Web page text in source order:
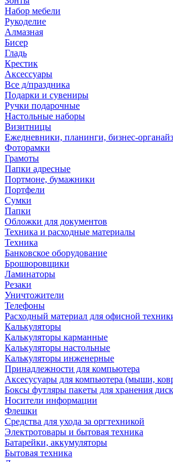
Набор мебели
Рукоделие
Алмазная
Бисер
Гладь
Крестик
Аксессуары
Все д/праздника
Подарки и сувениры
Ручки подарочные
Настольные наборы
Визитницы
Ежедневники, планинги, бизнес-
Фоторамки
Грамоты
Папки адресные
Портмоне, бумажники
Портфели
Сумки
Папки
Обложки для документов
Техника и расходные материалы
Техника
Банковское оборудование
Брошюровщики
Ламинаторы
Резаки
Уничтожители
Телефоны
Расходный материал для офисной
Калькуляторы
Калькуляторы карманные
Калькуляторы настольные
Калькуляторы инженерные
Принадлежности для компьютера
Аксесусуары для компьютера (мыши,
Боксы футляры пакеты для хранения
Носители информации
Флешки
Средства для ухода за оргтехникой
Электротовары и бытовая техника
Батарейки, аккумуляторы
Бытовая техника